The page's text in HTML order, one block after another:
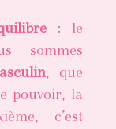
: le
sommes
, que
pouvoir, la
c’est